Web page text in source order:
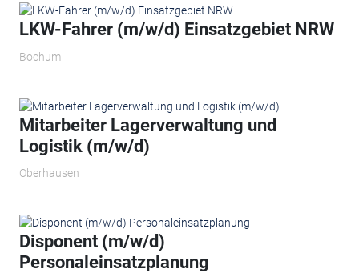
LKW-Fahrer (m/w/d) Einsatzgebiet NRW
Bochum
Mitarbeiter Lagerverwaltung und
Logistik (m/w/d)
Oberhausen
Disponent (m/w/d)
Personaleinsatzplanung